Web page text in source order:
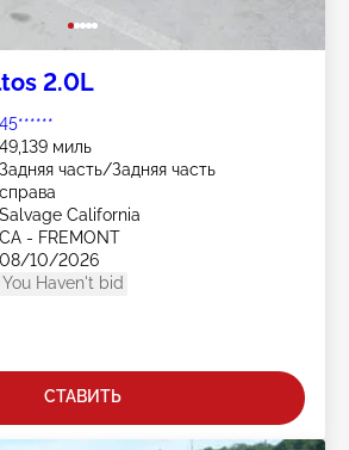
2.0L
45******
49,139 миль
Задняя часть/Задняя часть
справа
Salvage California
CA - FREMONT
08/10/2026
You Haven't bid
СТАВИТЬ